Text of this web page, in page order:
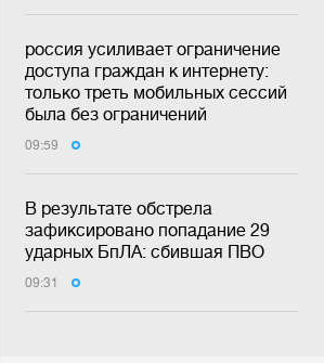
россия усиливает ограничение
доступа граждан к интернету:
только треть мобильных сессий
была без ограничений
09:59
В результате обстрела
зафиксировано попадание 29
ударных БпЛА: сбившая ПВО
09:31